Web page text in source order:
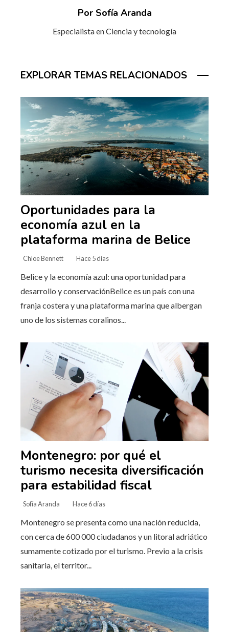
Por Sofía Aranda
Especialista en Ciencia y tecnología
EXPLORAR TEMAS RELACIONADOS
Oportunidades para la
economía azul en la
plataforma marina de Belice
Chloe Bennett Hace 5 días
Belice y la economía azul: una oportunidad para
desarrollo y conservaciónBelice es un país con una
franja costera y una plataforma marina que albergan
uno de los sistemas coralinos...
Montenegro: por qué el
turismo necesita diversificación
para estabilidad fiscal
Sofía Aranda Hace 6 días
Montenegro se presenta como una nación reducida,
con cerca de 600 000 ciudadanos y un litoral adriático
sumamente cotizado por el turismo. Previo a la crisis
sanitaria, el territor...